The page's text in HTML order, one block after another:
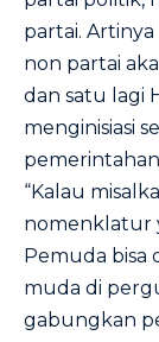
partai.
non partai
dan satu lagi
menginisiasi
“Kalau
nomenklatur
Pemuda bisa
muda di
gabungkan